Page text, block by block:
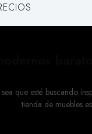
que esté buscando
tienda de muebles